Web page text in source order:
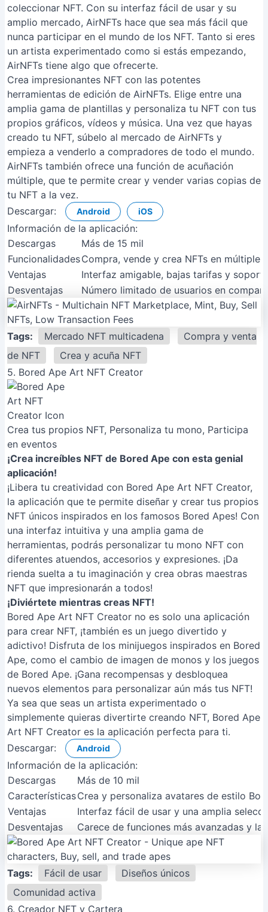
coleccionar NFT. Con su interfaz fácil de usar y su
amplio mercado, AirNFTs hace que sea más fácil que
nunca participar en el mundo de los NFT. Tanto si eres
un artista experimentado como si estás empezando,
AirNFTs tiene algo que ofrecerte.
Crea impresionantes NFT con las potentes
herramientas de edición de AirNFTs. Elige entre una
amplia gama de plantillas y personaliza tu NFT con tus
propios gráficos, vídeos y música. Una vez que hayas
creado tu NFT, súbelo al mercado de AirNFTs y
empieza a venderlo a compradores de todo el mundo.
AirNFTs también ofrece una función de acuñación
múltiple, que te permite crear y vender varias copias de
tu NFT a la vez.
Descargar:
Android iOS
Información de la aplicación:
Descargas
Más de 15 mil
FuncionalidadesCompra, vende y crea NFTs en
Ventajas
Interfaz amigable, bajas tarifas y
Desventajas
Número limitado de usuarios en
Tags: Mercado NFT multicadena
Compra y venta
de NFT
Crea y acuña NFT
5. Bored Ape Art NFT Creator
Crea tus propios NFT, Personaliza tu mono, Participa
en eventos
¡Crea increíbles NFT de Bored Ape con esta genial
aplicación!
¡Libera tu creatividad con Bored Ape Art NFT Creator,
la aplicación que te permite diseñar y crear tus propios
NFT únicos inspirados en los famosos Bored Apes! Con
una interfaz intuitiva y una amplia gama de
herramientas, podrás personalizar tu mono NFT con
diferentes atuendos, accesorios y expresiones. ¡Da
rienda suelta a tu imaginación y crea obras maestras
NFT que impresionarán a todos!
¡Diviértete mientras creas NFT!
Bored Ape Art NFT Creator no es solo una aplicación
para crear NFT, ¡también es un juego divertido y
adictivo! Disfruta de los minijuegos inspirados en Bored
Ape, como el cambio de imagen de monos y los juegos
de Bored Ape. ¡Gana recompensas y desbloquea
nuevos elementos para personalizar aún más tus NFT!
Ya sea que seas un artista experimentado o
simplemente quieras divertirte creando NFT, Bored Ape
Art NFT Creator es la aplicación perfecta para ti.
Descargar:
Android
Información de la aplicación:
Descargas
Más de 10 mil
CaracterísticasCrea y personaliza avatares de estilo
Ventajas
Interfaz fácil de usar y una amplia
Desventajas
Carece de funciones más avanzadas y
Tags: Fácil de usar
Diseños únicos
Comunidad activa
6. Creador NFT y Cartera